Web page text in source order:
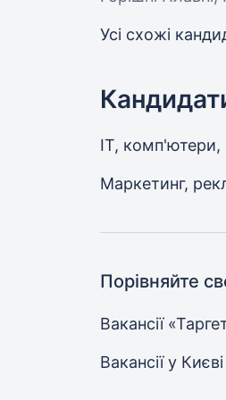
Усі схожі
IT, комп'ютери,
Маркетинг,
Порівняйте
Вакансії
Вакансіїу Києві